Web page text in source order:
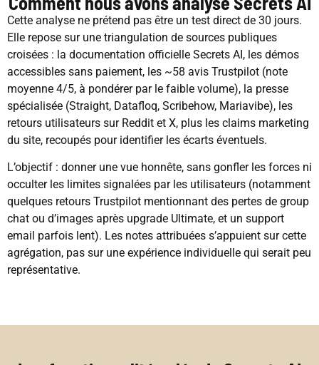
Cette analyse ne prétend pas être un test direct de 30 jours.
Elle repose sur une triangulation de sources publiques
croisées : la documentation officielle Secrets AI, les démos
accessibles sans paiement, les ~58 avis Trustpilot (note
moyenne 4/5, à pondérer par le faible volume), la presse
spécialisée (Straight, Datafloq, Scribehow, Mariavibe), les
retours utilisateurs sur Reddit et X, plus les claims marketing
du site, recoupés pour identifier les écarts éventuels.
L’objectif : donner une vue honnête, sans gonfler les forces ni
occulter les limites signalées par les utilisateurs (notamment
quelques retours Trustpilot mentionnant des pertes de group
chat ou d’images après upgrade Ultimate, et un support
email parfois lent). Les notes attribuées s’appuient sur cette
agrégation, pas sur une expérience individuelle qui serait peu
représentative.